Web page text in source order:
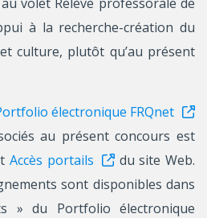
à la recherche-création du
culture, plutôt qu’au présent
électronique FRQnet
au présent concours est
Accès portails
du site Web.
sont disponibles dans
» du Portfolio électronique